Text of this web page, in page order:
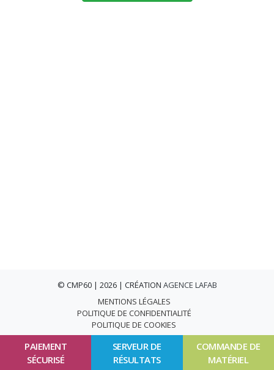
PAIEMENT
SÉCURISÉ
SERVEUR DE
RÉSULTATS
COMMANDE DE
MATÉRIEL
© CMP60 | 2026 | CRÉATION AGENCE LAFAB
MENTIONS LÉGALES
POLITIQUE DE CONFIDENTIALITÉ
POLITIQUE DE COOKIES